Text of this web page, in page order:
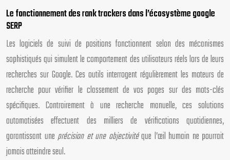
Le fonctionnement des rank trackers dans l’écosystème google
SERP
Les logiciels de suivi de positions fonctionnent selon des mécanismes
sophistiqués qui simulent le comportement des utilisateurs réels lors de leurs
recherches sur Google. Ces outils interrogent régulièrement les moteurs de
recherche pour vérifier le classement de vos pages sur des mots-clés
spécifiques. Contrairement à une recherche manuelle, ces solutions
automatisées effectuent des milliers de vérifications quotidiennes,
garantissant uneprécision et une objectivitéque l’œil humain ne pourrait
jamais atteindre seul.